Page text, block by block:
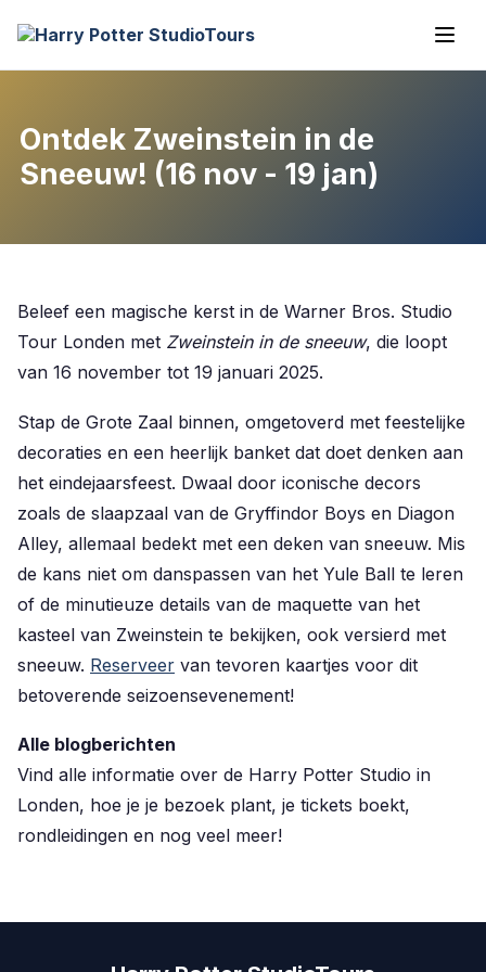
Ontdek Zweinstein in de
Sneeuw! (16 nov - 19 jan)
Beleef een magische kerst in de Warner Bros. Studio
Tour Londen met Zweinstein in de sneeuw, die loopt
van 16 november tot 19 januari 2025.
Stap de Grote Zaal binnen, omgetoverd met feestelijke
decoraties en een heerlijk banket dat doet denken aan
het eindejaarsfeest. Dwaal door iconische decors
zoals de slaapzaal van de Gryffindor Boys en Diagon
Alley, allemaal bedekt met een deken van sneeuw. Mis
de kans niet om danspassen van het Yule Ball te leren
of de minutieuze details van de maquette van het
kasteel van Zweinstein te bekijken, ook versierd met
sneeuw. Reserveer van tevoren kaartjes voor dit
betoverende seizoensevenement!
Alle blogberichten
Vind alle informatie over de Harry Potter Studio in
Londen, hoe je je bezoek plant, je tickets boekt,
rondleidingen en nog veel meer!